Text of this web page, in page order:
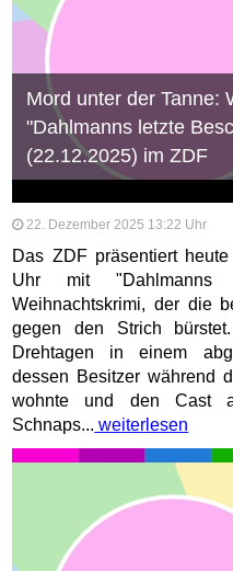
Mord unter der Tanne:
"Dahlmanns letzte
(22.12.2025) im ZDF
22. Dezember 2025 13:22 Uhr
Das ZDF präsentiert
Uhr mit "Dahlmanns
Weihnachtskrimi, der die
gegen den Strich
Drehtagen in einem
dessen Besitzer während
wohnte und den Cast
Schnaps... weiterlesen